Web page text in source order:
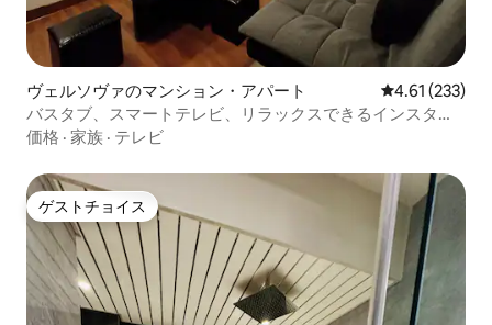
ヴェルソヴァのマンション・アパート レビュー233
4.61 (233)
バスタブ、スマートテレビ、リラックスできるインスタ映
えする1BHK
価格 · 家族 · テレビ
ゲストチョイス
ゲストチョイス